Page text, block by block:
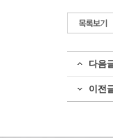
다음
이전